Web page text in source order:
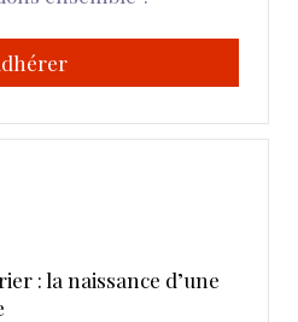
: la naissance d’une